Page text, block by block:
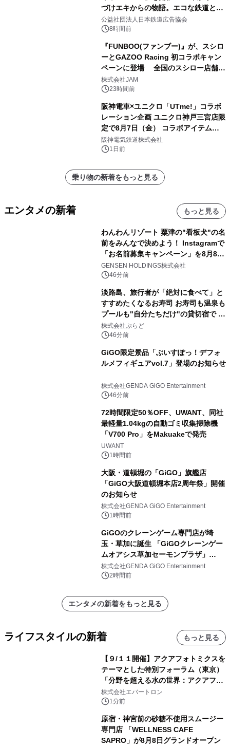
づけエキからの物語。エコな鉄道とと
もに。
公益社団法人日本鉄道広告協会
8時間前
『FUNBOO(ファンブー)』が、スシロ
ーとGAZOO Racing 初コラボキャン
ペーンに登場 全国のスシロー店舗で
GR 4車種の FUNBOO(ミニカー)付き
メニューが展開されます
株式会社JAM
23時間前
阪神電車×ユニクロ「UTme!」コラボ
レーション企画 ユニクロ神戸三宮店限
定で8月7日（金） コラボアイテムが
発売決定！
阪神電気鉄道株式会社
1日前
乗り物の新着をもっと見る
エンタメの新着 もっと見る
わんわんリゾート 粟津の"看板犬"の名
前をみんなで決めよう！ Instagramで
「お名前募集キャンペーン」を8月8日
(土)より開催
GENSEN HOLDINGS株式会社
46分前
淡路島、旅行者が「絶対に食べて」と
すすめたくなるお寿司 お寿司も温泉も
プールも"自分たちだけ"の貸切宿で 1
日1組限定「岩屋温泉 絵島別庭 海と
森」の握り寿司プラン
株式会社ぷらど
46分前
GiGO限定景品「ぶいすぽっ！デフォ
ルメフィギュアvol.7」登場のお知らせ
株式会社GENDA GiGO Entertainment
46分前
72時間限定50％OFF、UWANT、同社
最軽量1.04kgの自動ゴミ収集掃除機
「V700 Pro」をMakuakeで発売
UWANT
1時間前
大阪・道頓堀の「GiGO」旗艦店
「GiGO大阪道頓堀本店2周年祭」開催
のお知らせ
株式会社GENDA GiGO Entertainment
1時間前
GiGOのクレーンゲーム専門店が埼
玉・草加に誕生 「GiGOクレーンゲー
ムオアシス草加セーモンプラザ」
2026年8月7日(金)10時グランドオープ
ン
株式会社GENDA GiGO Entertainment
2時間前
エンタメの新着をもっと見る
ライフスタイルの新着 もっと見る
【９/１１開催】アクアフォトミクスを
テーマとした特別フォーラム（東京）
「分野を超える水の世界：アクアフォ
トミクスが切り拓く新しい科学の地
平」を開催
株式会社エバートロン
1分前
原宿・神宮前の砂糖不使用スムージー
専門店 「WELLNESS CAFE
SAPRO」が8月8日グランドオープン